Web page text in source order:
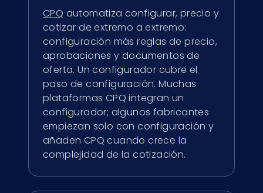
CPQ automatiza configurar, precio y
cotizar de extremo a extremo:
configuración más reglas de precio,
aprobaciones y documentos de
oferta. Un configurador cubre el
paso de configuración. Muchas
plataformas CPQ integran un
configurador; algunos fabricantes
empiezan solo con configuración y
añaden CPQ cuando crece la
complejidad de la cotización.